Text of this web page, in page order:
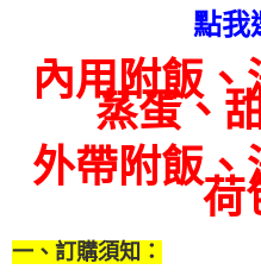
１．透過由恩沛科技股份有限公司
易，需依本服務之必要範圍內提供
權轉讓予恩沛科技股份有限公司。
２．關於個人資料處理事宜，請瀏覽
https://aftee.tw/terms/#terms3
「AFTEE先享後付」，若未經同意
任。
４．使用「AFTEE先享後付」時，
請求用戶進行身份認證。
５．嚴禁一人註冊多個帳號或使用
點我
內用附飯、
蒸蛋、
外帶附飯、
荷
一、訂購須知：